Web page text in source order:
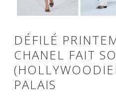
DÉFILÉ
CHANEL FAIT
PALAIS